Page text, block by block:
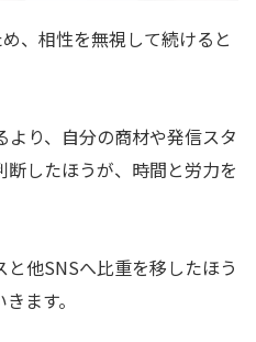
、相性を無視して続けると
り、自分の商材や発信スタ
したほうが、時間と労力を
他SNSへ比重を移したほう
ます。